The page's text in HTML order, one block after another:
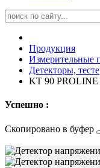
Продукция
Измерительные
Детекторы,
KT 90
Успешно :
Скопировано в буфер